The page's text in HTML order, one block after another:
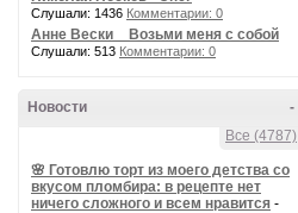
Слушали: 1436 Комментарии: 0
Анне Вески _ Возьми меня с собой
Слушали: 513 Комментарии: 0
-
Новости
Все (4787)
🌸 Готовлю торт из моего детства со
вкусом пломбира: в рецепте нет
ничего сложного и всем нравится -